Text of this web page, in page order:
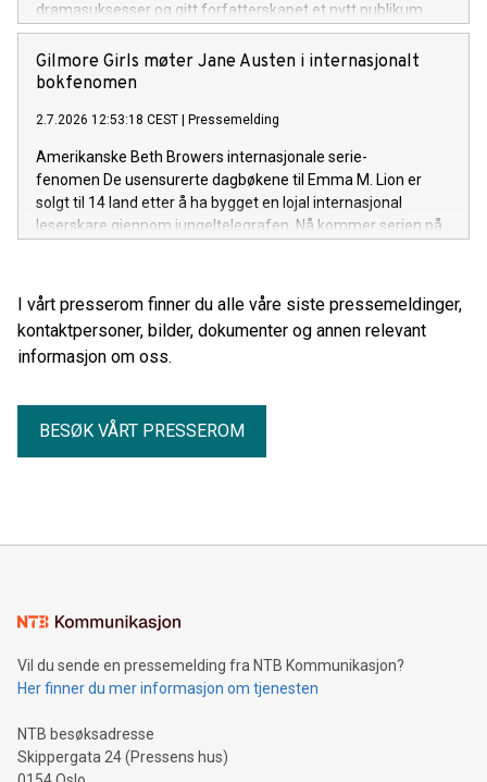
dramasuksesser og gitt forfatterskapet et nytt publikum
både i Norge og internasjonalt. Onsdag 29. juli fyller han 80
år.
Gilmore Girls møter Jane Austen i internasjonalt
bokfenomen
2.7.2026 12:53:18 CEST Pressemelding
Amerikanske Beth Browers internasjonale serie-
fenomen De usensurerte dagbøkene til Emma M. Lion er
solgt til 14 land etter å ha bygget en lojal internasjonal
leserskare gjennom jungeltelegrafen. Nå kommer serien på
I vårt presserom finner du alle våre siste pressemeldinger,
kontaktpersoner, bilder, dokumenter og annen relevant
informasjon om oss.
BESØK VÅRT PRESSEROM
Vil du sende en pressemelding fra NTB Kommunikasjon?
Her finner du mer informasjon om tjenesten
NTB besøksadresse
Skippergata 24 (Pressens hus)